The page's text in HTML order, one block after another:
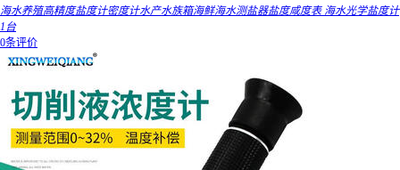
海水养殖高精度盐度计密度计水产水族箱海鲜海水测盐器盐度咸度表 海水光学盐度计
1台
0条评价